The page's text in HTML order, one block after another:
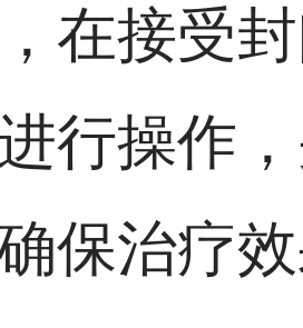
在接受
行操作
保治疗